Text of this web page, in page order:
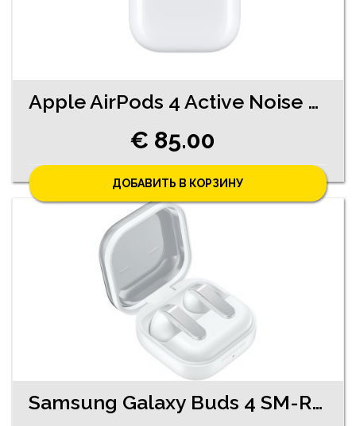
Apple AirPods 4 Active Noise Cancellation (4640-8161)
€ 85.00
ДОБАВИТЬ В КОРЗИНУ
Samsung Galaxy Buds 4 SM-R540 (5390-3461)